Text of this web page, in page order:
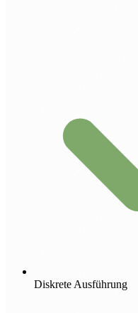
Diskrete Ausführung